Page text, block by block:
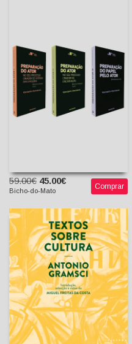
Konstantin Stanislávski
Nina e Filipe Guerra
(tradutores)
59.00€ 45.00€
Bicho-do-Mato Comprar
Textos Sobre Cultura -
Antologia
Antonio Gramsci
Miguel Freitas da Costa
(introd., sel., trad. e
notas)